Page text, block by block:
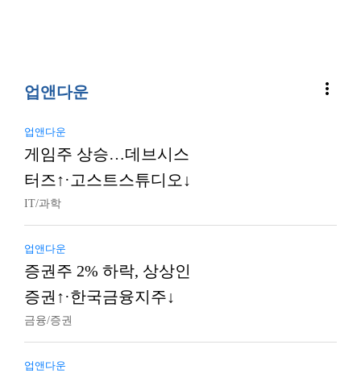
업앤다운 more_vert
업앤다운
게임주 상승…데브시스
터즈↑·고스트스튜디오↓
IT/과학
업앤다운
증권주 2% 하락, 상상인
증권↑·한국금융지주↓
금융/증권
업앤다운